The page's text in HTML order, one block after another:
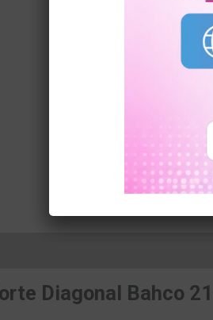
Diagonal Bahco